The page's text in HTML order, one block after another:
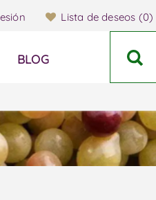
Lista de deseos (0)
BLOG